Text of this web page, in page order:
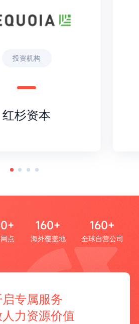
投资机构
红杉资本
点
160+
海外覆盖地
160+
全球自营公司
专属服务
力资源价值